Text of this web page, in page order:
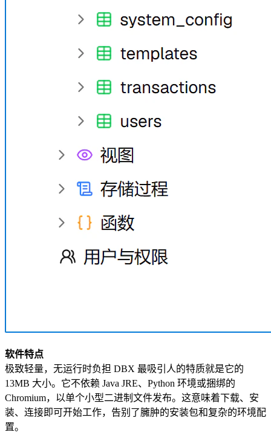
软件特点
极致轻量，无运行时负担 DBX 最吸引人的特质就是它的
13MB 大小。它不依赖 Java JRE、Python 环境或捆绑的
Chromium，以单个小型二进制文件发布。这意味着下载、安
装、连接即可开始工作，告别了臃肿的安装包和复杂的环境配
置。